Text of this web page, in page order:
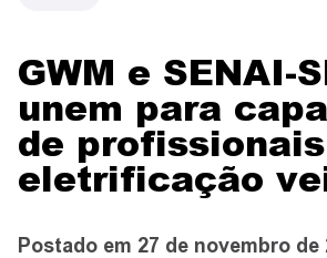
CONTATO
GWM e SENAI-
unem para
de
eletrificação
Postado em 27 de novembro de